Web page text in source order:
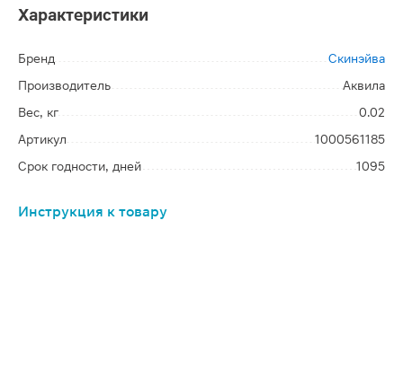
Характеристики
Бренд
Скинэйва
Производитель
Аквила
Вес, кг
0.02
Артикул
1000561185
Срок годности, дней
1095
Инструкция к товару